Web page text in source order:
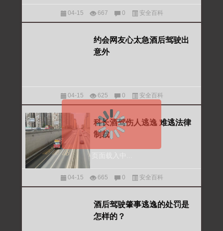
页面载入中...
04-15 667 0 安全百科
约会网友心太急酒后驾驶出
意外
04-15 625 0 安全百科
科长酒驾伤人逃逸 难逃法律
制裁
04-15 665 0 安全百科
酒后驾驶肇事逃逸的处罚是
怎样的？